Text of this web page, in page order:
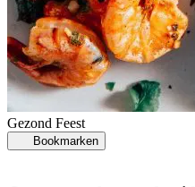
Gezond Feest
Bookmarken